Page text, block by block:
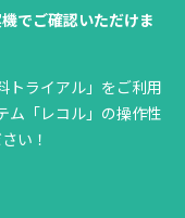
でご確認いただけま
トライアル」をご利用
ム「レコル」の操作性
い！